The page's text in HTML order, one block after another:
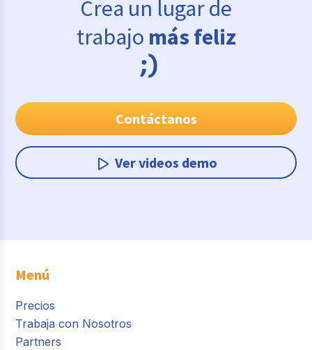
Crea un lugar de
trabajo más feliz
Contáctanos
Ver videos demo
Menú
Precios
Trabaja con Nosotros
Partners